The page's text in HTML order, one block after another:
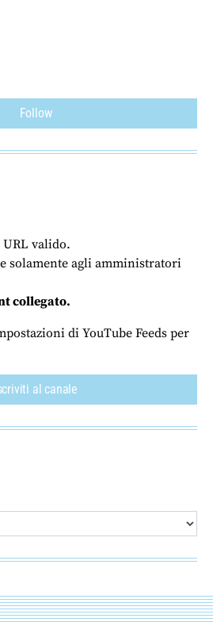
Follow
valido.
solamente agli amministratori
collegato.
di YouTube Feeds per
al canale